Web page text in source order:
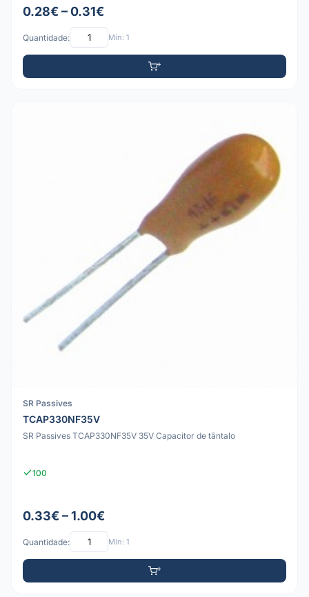
0.28€ – 0.31€
Quantidade: Mín: 1
SR Passives
TCAP330NF35V
SR Passives TCAP330NF35V 35V Capacitor de tântalo
100
0.33€ – 1.00€
Quantidade: Mín: 1